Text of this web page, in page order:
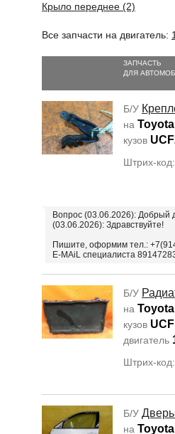
Крыло переднее (2)
Все запчасти на двигатель:
ЗАПЧАСТЬ
ДЛЯ
Б/У
на
кузов
Штрих-
Вопрос (03.06.2026): Добрый
(03.06.2026): Здравствуйте!
Пишите, оформим тел.:
E-MAiL специалиста
Б/У
на
кузов
двигатель
Штрих-
Б/У
на